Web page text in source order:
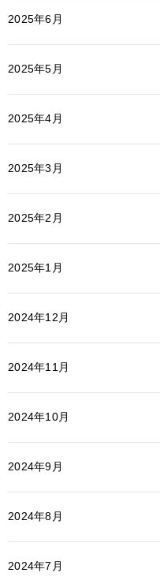
2025年6月
2025年5月
2025年4月
2025年3月
2025年2月
2025年1月
2024年12月
2024年11月
2024年10月
2024年9月
2024年8月
2024年7月